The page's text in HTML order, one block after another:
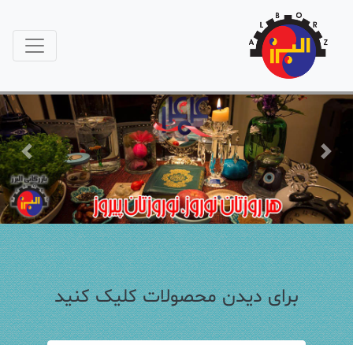
Previous Next
برای دیدن محصولات کلیک کنید